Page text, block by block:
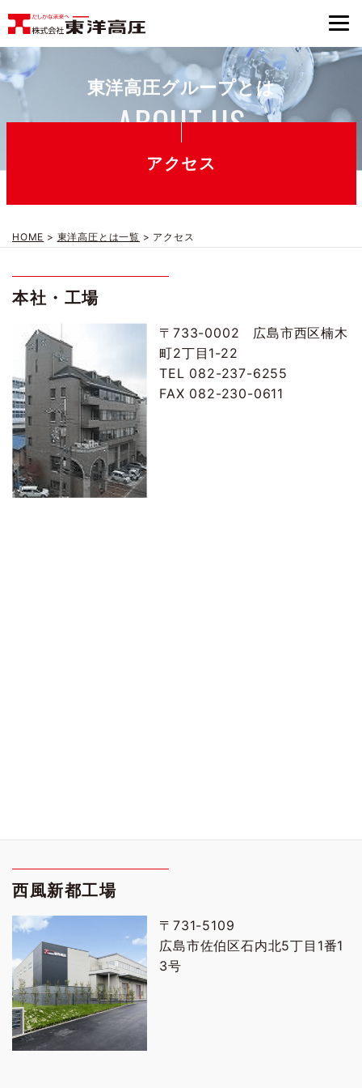
東洋高圧グループとは
ABOUT US
アクセス
HOME > 東洋高圧とは一覧 > アクセス
本社・工場
〒733-0002 広島市西区楠木
町2丁目1-22
TEL 082-237-6255
FAX 082-230-0611
西風新都工場
〒731-5109
広島市佐伯区石内北5丁目1番1
3号